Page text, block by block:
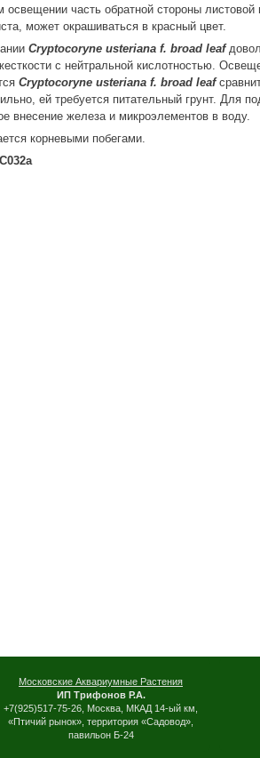
освещении часть обратной стороны
может окрашиваться в красный цвет.
Cryptocoryne usteriana f. broad leaf
с нейтральной кислотностью.
Cryptocoryne usteriana f. broad leaf
ей требуется питательный грунт. Для
внесение железа и микроэлементов в воду.
корневыми побегами.
Московские Аквариумные Растения
ИП Трифонов Р.А.
+7(925)517-75-26, Москва, МКАД 14-ый км,
«Птичий рынок», территория «Садовод»,
павильон Б-24